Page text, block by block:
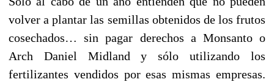
volver a plantar las semillas obtenidos de los frutos
cosechados… sin pagar derechos a Monsanto o
Arch Daniel Midland y sólo utilizando los
fertilizantes vendidos por esas mismas empresas.